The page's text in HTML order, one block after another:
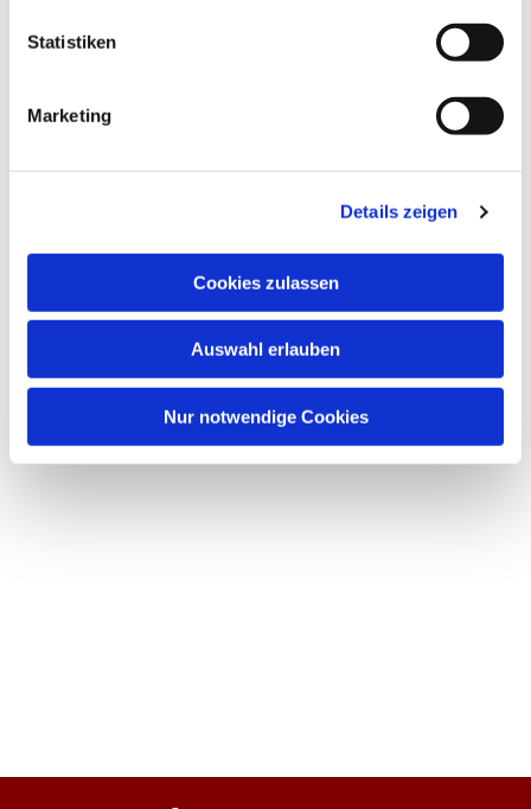
Statistiken
Marketing
Details zeigen
Cookies zulassen
Auswahl erlauben
Nur notwendige Cookies